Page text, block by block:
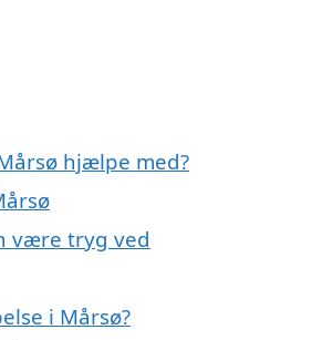
hjælpe med?
være tryg ved
i Mårsø?